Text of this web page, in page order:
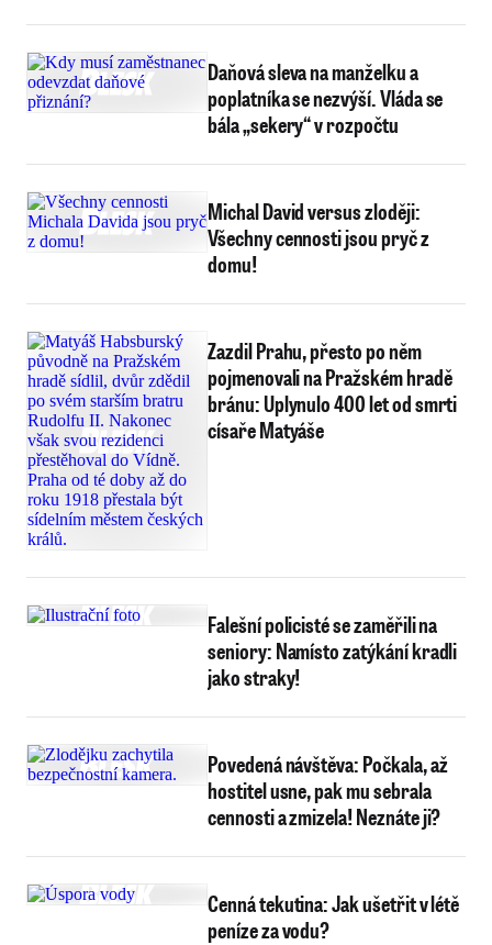
Daňová sleva na manželku a
poplatníka se nezvýší. Vláda se
bála „sekery“ v rozpočtu
Michal David versus zloději:
Všechny cennosti jsou pryč z
domu!
Zazdil Prahu, přesto po něm
pojmenovali na Pražském hradě
bránu: Uplynulo 400 let od smrti
císaře Matyáše
Falešní policisté se zaměřili na
seniory: Namísto zatýkání kradli
jako straky!
Povedená návštěva: Počkala, až
hostitel usne, pak mu sebrala
cennosti a zmizela! Neznáte ji?
Cenná tekutina: Jak ušetřit v létě
peníze za vodu?